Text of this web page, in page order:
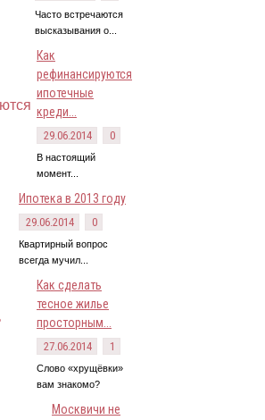
Часто встречаются
высказывания о...
Как
рефинансируются
ипотечные
креди...
29.06.2014 0
В настоящий
момент...
Ипотека в 2013 году
29.06.2014 0
Квартирный вопрос
всегда мучил...
Как сделать
тесное жилье
просторным...
27.06.2014 1
Слово «хрущёвки»
вам знакомо?
Москвичи не